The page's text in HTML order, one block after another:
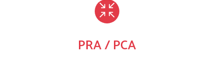
PRA / PCA